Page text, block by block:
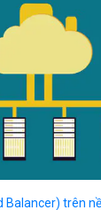
Balancer) trên